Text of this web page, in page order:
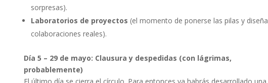
sorpresas).
Laboratorios de proyectos (el momento de ponerse las pilas y
colaboraciones reales).
Día 5 – 29 de mayo: Clausura y despedidas (con lágrimas,
probablemente)